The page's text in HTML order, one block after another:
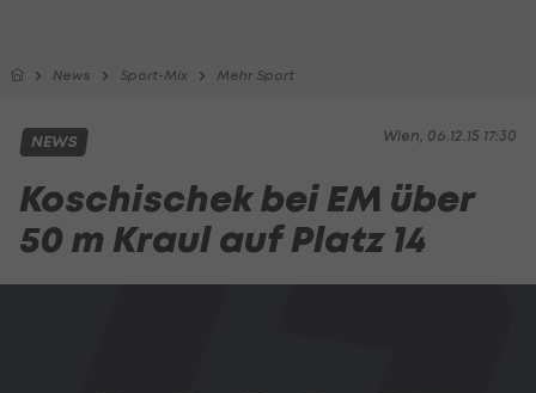
News Sport-Mix Mehr Sport
Wien, 06.12.15 17:30
NEWS
Koschischek bei EM über
50 m Kraul auf Platz 14